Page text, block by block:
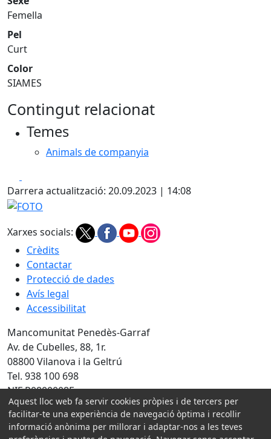
Femella
Pel
Curt
Color
SIAMES
Contingut relacionat
Temes
Animals de companyia
Darrera actualització: 20.09.2023 | 14:08
FOTO
Xarxes socials:
Crèdits
Contactar
Protecció de dades
Avís legal
Accessibilitat
Mancomunitat Penedès-Garraf
Av. de Cubelles, 88, 1r.
08800 Vilanova i la Geltrú
Tel. 938 100 698
NIF P0800008E
Amb la col·laboració de:
Aquest lloc web fa servir cookies pròpies i de tercers per
facilitar-te una experiència de navegació òptima i recollir
informació anònima per millorar i adaptar-nos a les teves